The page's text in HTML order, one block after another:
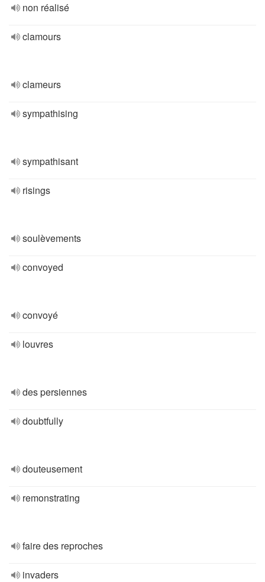
non réalisé
clamours
clameurs
sympathising
sympathisant
risings
soulèvements
convoyed
convoyé
louvres
des persiennes
doubtfully
douteusement
remonstrating
faire des reproches
invaders